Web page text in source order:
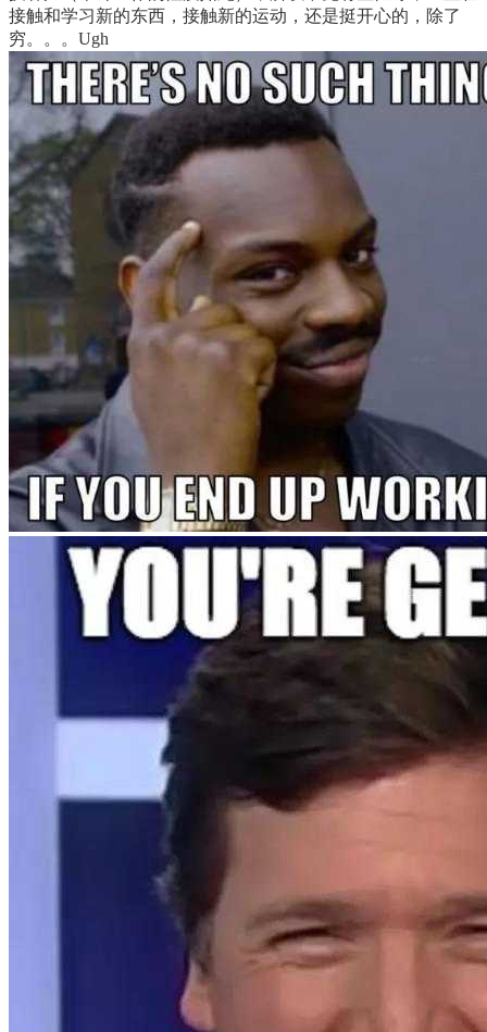
接触和学习新的东西，接触新的运动，还是挺开心的，除了
穷。。。Ugh